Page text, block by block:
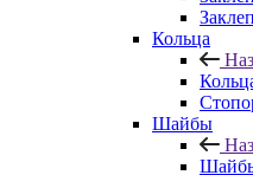
Кольца
Шайбы